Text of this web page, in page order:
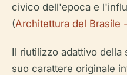
civico dell'epoca e
(Architettura del Brasile
Il riutilizzo adattivo della
suo carattere originale